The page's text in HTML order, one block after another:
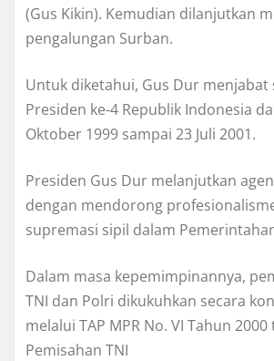
(Gus Kikin). Kemudian dilanjutkan
pengalungan Surban.
Untuk diketahui, Gus Dur menjabat
Presiden ke-4 Republik Indonesia
Oktober 1999 sampai 23 Juli 2001.
Presiden Gus Dur melanjutkan
dengan mendorong
supremasi sipil dalam
Dalam masa kepemimpinannya,
TNI dan Polri dikukuhkan secara
melalui TAP MPR No. VI Tahun
Pemisahan TNI